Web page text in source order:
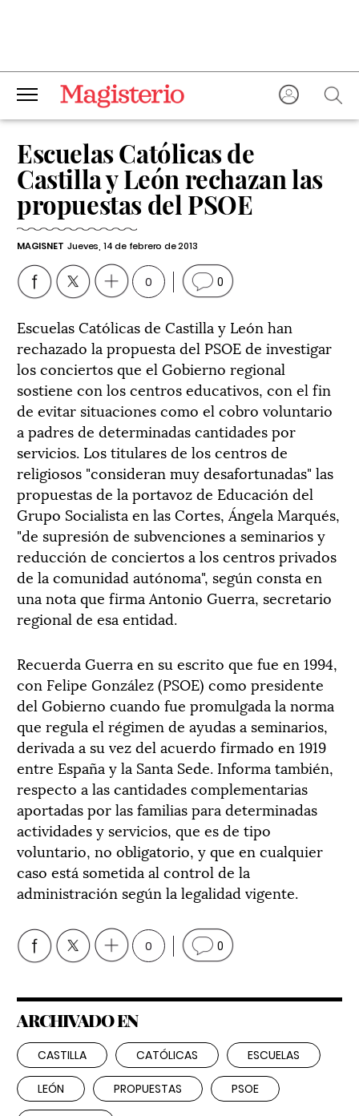
Escuelas Católicas de
Castilla y León rechazan las
propuestas del PSOE
MAGISNET Jueves, 14 de febrero de 2013
0 0
Escuelas Católicas de Castilla y León han
rechazado la propuesta del PSOE de investigar
los conciertos que el Gobierno regional
sostiene con los centros educativos, con el fin
de evitar situaciones como el cobro voluntario
a padres de determinadas cantidades por
servicios. Los titulares de los centros de
religiosos "consideran muy desafortunadas" las
propuestas de la portavoz de Educación del
Grupo Socialista en las Cortes, Ángela Marqués,
"de supresión de subvenciones a seminarios y
reducción de conciertos a los centros privados
de la comunidad autónoma", según consta en
una nota que firma Antonio Guerra, secretario
regional de esa entidad.
Recuerda Guerra en su escrito que fue en 1994,
con Felipe González (PSOE) como presidente
del Gobierno cuando fue promulgada la norma
que regula el régimen de ayudas a seminarios,
derivada a su vez del acuerdo firmado en 1919
entre España y la Santa Sede. Informa también,
respecto a las cantidades complementarias
aportadas por las familias para determinadas
actividades y servicios, que es de tipo
voluntario, no obligatorio, y que en cualquier
caso está sometida al control de la
administración según la legalidad vigente.
0 0
ARCHIVADO EN
CASTILLA CATÓLICAS ESCUELAS
LEÓN PROPUESTAS PSOE